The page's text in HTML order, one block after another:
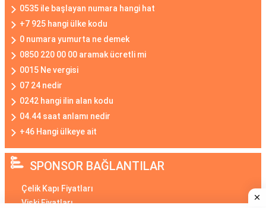
0535 ile başlayan numara hangi hat
+7 925 hangi ülke kodu
0 numara yumurta ne demek
0850 220 00 00 aramak ücretli mi
0015 Ne vergisi
07 24 nedir
0242 hangi ilin alan kodu
04.44 saat anlamı nedir
+46 Hangi ülkeye ait
SPONSOR BAĞLANTILAR
Çelik Kapı Fiyatları
Viski Fiyatları